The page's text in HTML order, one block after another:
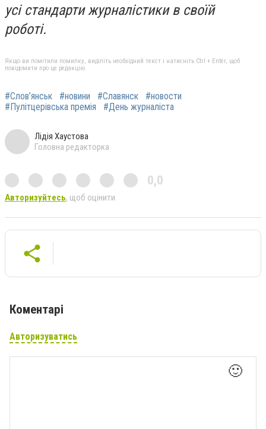
усі стандарти журналістики в своїй
роботі.
Якщо ви помітили помилку, виділіть необхідний текст і натисніть Ctrl + Enter, щоб
повідомити про це редакцію
#Слов’янськ #новини #Славянск
#новости
#Пулітцерівська премія
#День журналіста
Лідія Хаустова
Головна редакторка
0,0
Авторизуйтесь, щоб оцінити
Коментарі
Авторизуватись
🙂